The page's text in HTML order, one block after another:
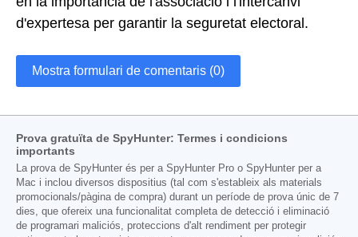
d'expertesa per garantir la seguretat electoral.
Mostra formulari de comentaris (0)
Prova gratuïta de SpyHunter: Termes i condicions
importants
La prova de SpyHunter és per a SpyHunter Pro o SpyHunter per a
Mac i inclou diversos dispositius (tal com s'estableix als materials
promocionals/pàgina de compra) durant un període de prova únic de 7
dies, que ofereix una funcionalitat completa de detecció i eliminació
de programari maliciós, proteccions d'alt rendiment per protegir